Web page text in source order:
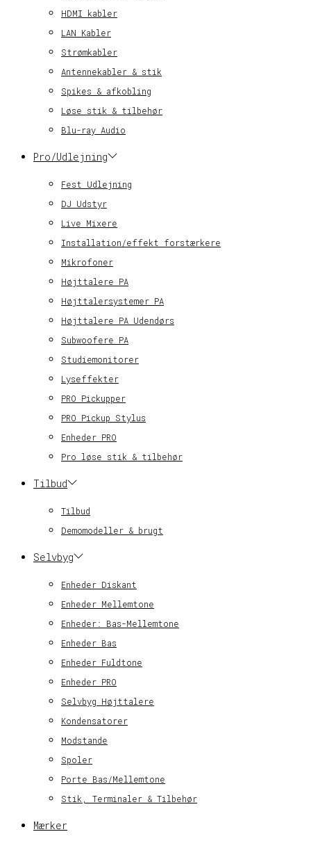
HDMI kabler
LAN Kabler
Strømkabler
Antennekabler & stik
Spikes & afkobling
Løse stik & tilbehør
Blu-ray Audio
Pro/Udlejning
Fest Udlejning
DJ Udstyr
Live Mixere
Installation/effekt forstærkere
Mikrofoner
Højttalere PA
Højttalersystemer PA
Højttalere PA Udendørs
Subwoofere PA
Studiemonitorer
Lyseffekter
PRO Pickupper
PRO Pickup Stylus
Enheder PRO
Pro løse stik & tilbehør
Tilbud
Tilbud
Demomodeller & brugt
Selvbyg
Enheder Diskant
Enheder Mellemtone
Enheder: Bas-Mellemtone
Enheder Bas
Enheder Fuldtone
Enheder PRO
Selvbyg Højttalere
Kondensatorer
Modstande
Spoler
Porte Bas/Mellemtone
Stik, Terminaler & Tilbehør
Mærker